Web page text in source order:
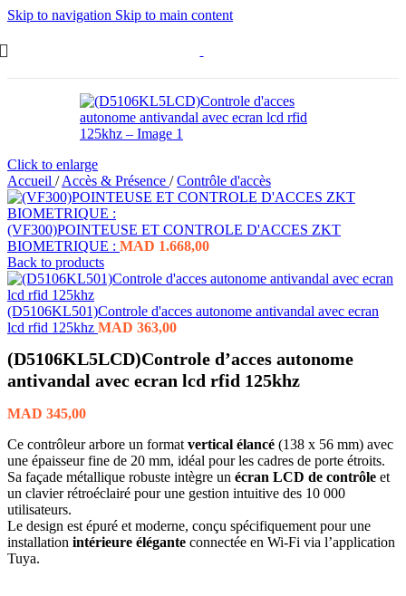
Skip to navigation Skip to main content
Click to enlarge
Accueil / Accès & Présence / Contrôle d'accès
(VF300)POINTEUSE ET CONTROLE D'ACCES ZKT
BIOMETRIQUE : MAD 1.668,00
Back to products
(D5106KL501)Controle d'acces autonome antivandal avec ecran
lcd rfid 125khz MAD 363,00
(D5106KL5LCD)Controle d’acces autonome
antivandal avec ecran lcd rfid 125khz
MAD 345,00
Ce contrôleur arbore un format vertical élancé (138 x 56 mm) avec
une épaisseur fine de 20 mm, idéal pour les cadres de porte étroits.
Sa façade métallique robuste intègre un écran LCD de contrôle et
un clavier rétroéclairé pour une gestion intuitive des 10 000
utilisateurs.
Le design est épuré et moderne, conçu spécifiquement pour une
installation intérieure élégante connectée en Wi-Fi via l’application
Tuya.